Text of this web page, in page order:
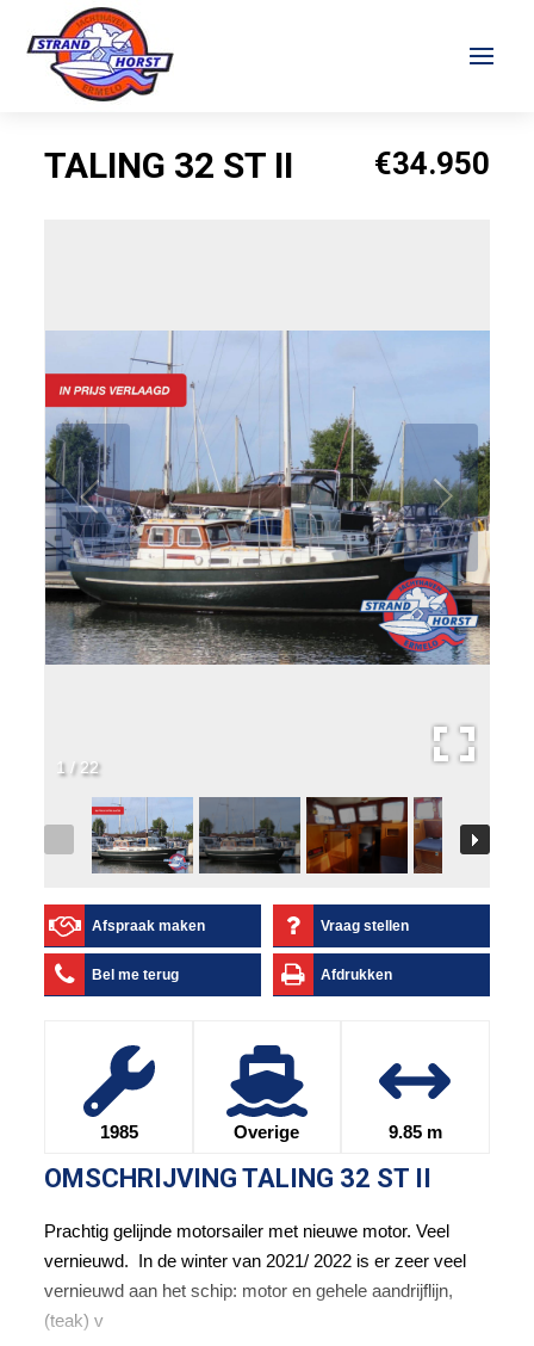
TALING 32 ST II €34.950
1 / 22
Afspraak maken Vraag stellen
Bel me terug Afdrukken
1985 Overige 9.85 m
OMSCHRIJVINGTALING 32 ST II
Prachtig gelijnde motorsailer met nieuwe motor. Veel
vernieuwd. In de winter van 2021/ 2022 is er zeer veel
vernieuwd aan het schip: motor en gehele aandrijflijn,
(teak) v